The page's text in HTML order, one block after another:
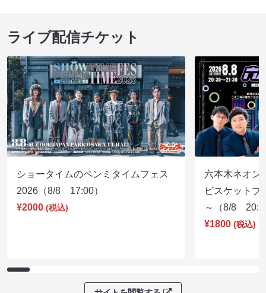
ライブ配信チケット
ショータイムのペンミタイムフェス
2026（8/8 17:00）
¥2000 (税込)
六本木ネオン
ビスケットブ
～（8/8
¥1800 (税込)